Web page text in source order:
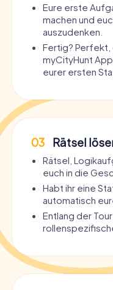
Eure erste
machen und
auszudenken.
Fertig? Perfekt,
myCityHunt
eurer ersten
03 Rätsel
Rätsel,
euch in die
Habt ihr eine
automatisch
Entlang der